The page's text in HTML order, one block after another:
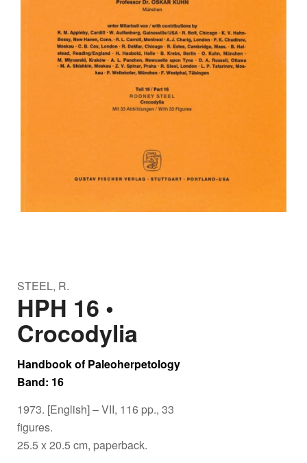
STEEL, R.
HPH 16 •
Crocodylia
Handbook of Paleoherpetology
Band: 16
1973. [English] – VII, 116 pp., 33
figures.
25.5 x 20.5 cm, paperback.